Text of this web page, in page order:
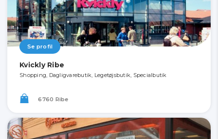
Se profil
Kvickly Ribe
Shopping, Dagligvarebutik, Legetøjsbutik, Specialbutik
6760 Ribe